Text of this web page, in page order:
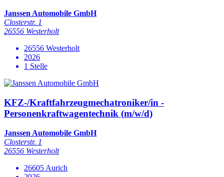
Janssen Automobile GmbH
Closterstr. 1
26556 Westerholt
26556 Westerholt
2026
1 Stelle
KFZ-/Kraftfahrzeugmechatroniker/in -
Personenkraftwagentechnik (m/w/d)
Janssen Automobile GmbH
Closterstr. 1
26556 Westerholt
26605 Aurich